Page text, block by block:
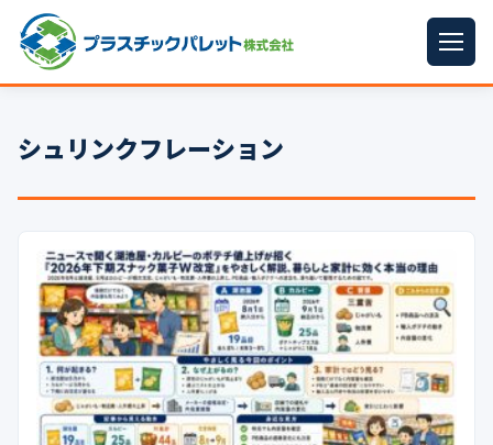
パレットサイズ
プラパレット ▼
コンテナ
中古パレット
再生原料
梱包資材
シュリンクフレーション